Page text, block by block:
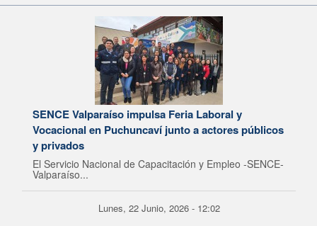
SENCE Valparaíso impulsa Feria Laboral y
Vocacional en Puchuncaví junto a actores públicos
y privados
El Servicio Nacional de Capacitación y Empleo -SENCE-
Valparaíso...
Lunes, 22 Junio, 2026 - 12:02